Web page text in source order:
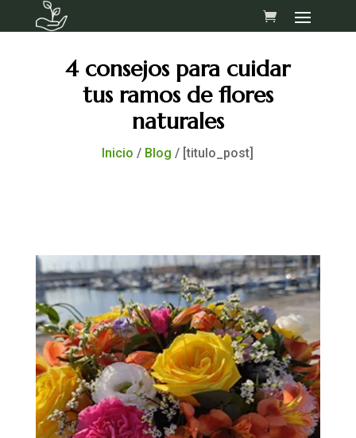
4 consejos para cuidar
tus ramos de flores
naturales
Inicio / Blog / [titulo_post]